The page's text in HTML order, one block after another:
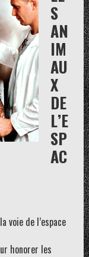
S
AN
IM
AU
X
DE
L’E
SP
AC
voie de l’espace
honorer les